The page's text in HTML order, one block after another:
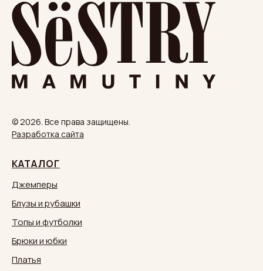
© 2026. Все права защищены.
Разработка сайта
КАТАЛОГ
Джемперы
Блузы и рубашки
Топы и футболки
Брюки и юбки
Платья